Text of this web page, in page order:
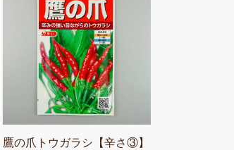
鷹の爪トウガラシ【辛さ③】